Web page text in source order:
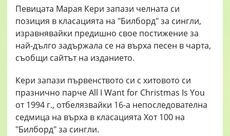
Певицата Марая Кери запази челната си
позиция в класацията на "Билборд" за сингли,
изравнявайки предишно свое постижение за
най-дълго задържала се на върха песен в чарта,
съобщи сайтът на изданието.
Кери запази първенството си с хитовото си
празнично парче All I Want for Christmas Is You
от 1994 г., отбелязвайки 16-а непоследователна
седмица на върха в класацията Хот 100 на
"Билборд" за сингли.